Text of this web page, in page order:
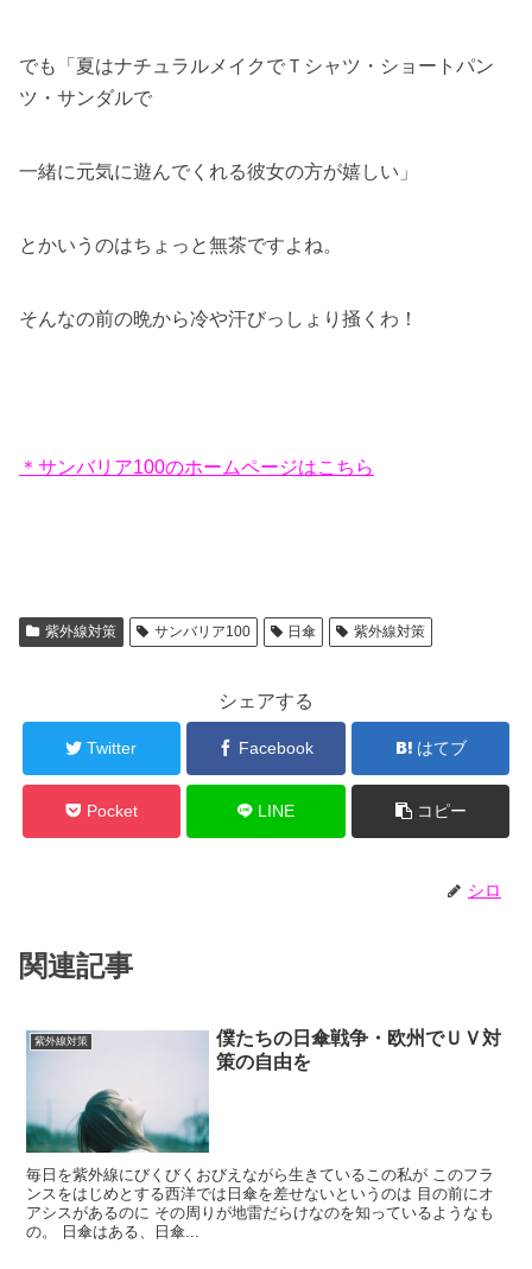
でも「夏はナチュラルメイクでＴシャツ・ショートパン
ツ・サンダルで
一緒に元気に遊んでくれる彼女の方が嬉しい」
とかいうのはちょっと無茶ですよね。
そんなの前の晩から冷や汗びっしょり掻くわ！
＊サンバリア100のホームページはこちら
紫外線対策 サンバリア100 日傘 紫外線対策
シェアする
Twitter Facebook はてブ
Pocket LINE コピー
シロ
関連記事
紫外線対策
僕たちの日傘戦争・欧州でＵＶ対
策の自由を
毎日を紫外線にびくびくおびえながら生きているこの私が このフラ
ンスをはじめとする西洋では日傘を差せないというのは 目の前にオ
アシスがあるのに その周りが地雷だらけなのを知っているようなも
の。 日傘はある、日傘...